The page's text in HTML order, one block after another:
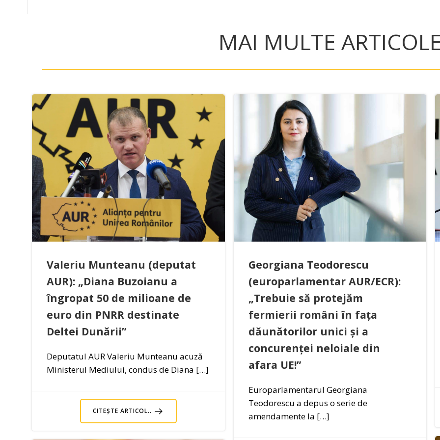
MAI MULTE
Valeriu Munteanu (deputat
AUR): „Diana Buzoianu a
îngropat 50 de milioane de
euro din PNRR destinate
Deltei Dunării”
Deputatul AUR Valeriu Munteanu acuză
Ministerul Mediului, condus de Diana […]
CITEȘTE ARTICOL..
Georgiana Teodorescu
(europarlamentar AUR/ECR):
„Trebuie să protejăm
fermierii români în fața
dăunătorilor unici și a
concurenței neloiale din
afara UE!”
Europarlamentarul Georgiana
Teodorescu a depus o serie de
amendamente la […]